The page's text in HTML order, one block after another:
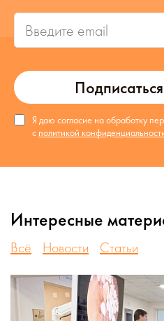
Подписаться
Я даю согласие на обработку
с политикой
Интересные
Всё Новости Статьи